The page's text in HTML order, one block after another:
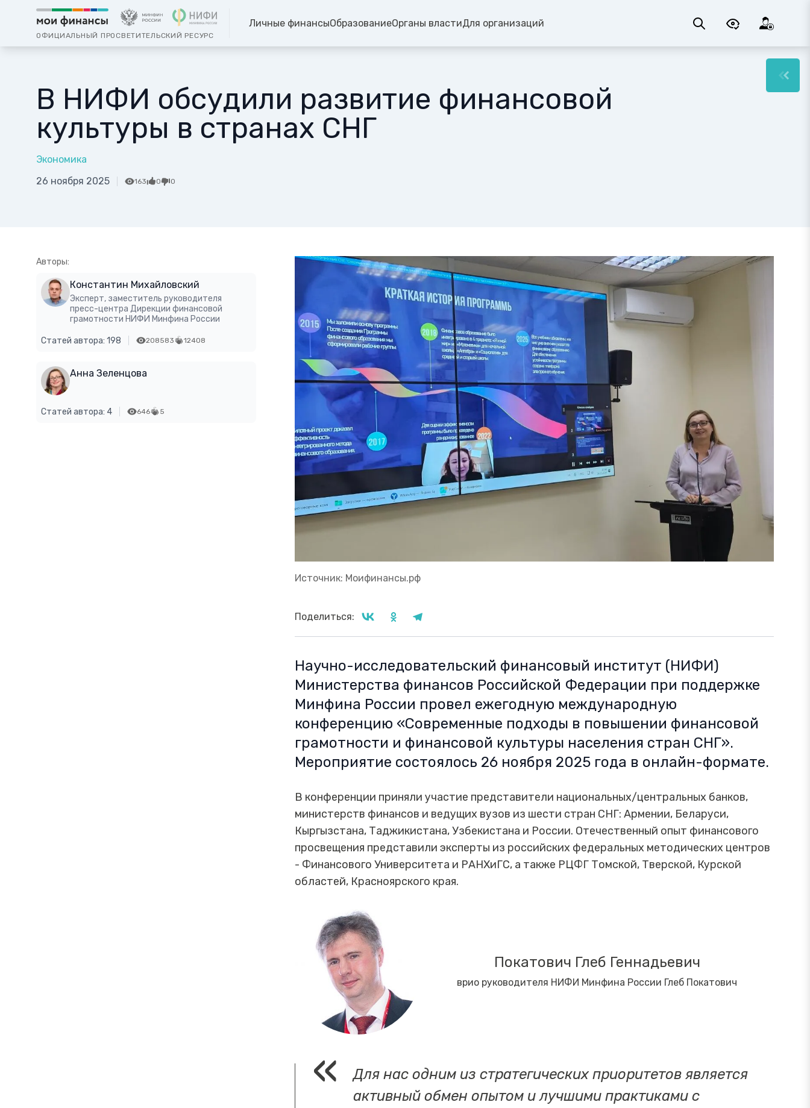
ОФИЦИАЛЬНЫЙ ПРОСВЕТИТЕЛЬСКИЙ РЕСУРС
Личные финансыОбразованиеОрганы властиДля организаций
В НИФИ обсудили развитие финансовой
культуры в странах СНГ
Экономика
26 ноября 2025
163 0 0
Авторы:
Константин Михайловский
Эксперт, заместитель руководителя
пресс-центра Дирекции финансовой
грамотности НИФИ Минфина России
Статей автора: 198 208583 12408
Анна Зеленцова
Статей автора: 4 646 5
Источник: Моифинансы.рф
Поделиться:
Научно-исследовательский финансовый институт (НИФИ)
Министерства финансов Российской Федерации при поддержке
Минфина России провел ежегодную международную
конференцию «Современные подходы в повышении финансовой
грамотности и финансовой культуры населения стран СНГ».
Мероприятие состоялось 26 ноября 2025 года в онлайн-формате.
В конференции приняли участие представители национальных/центральных банков,
министерств финансов и ведущих вузов из шести стран СНГ: Армении, Беларуси,
Кыргызстана, Таджикистана, Узбекистана и России. Отечественный опыт финансового
просвещения представили эксперты из российских федеральных методических центров
- Финансового Университета и РАНХиГС, а также РЦФГ Томской, Тверской, Курской
областей, Красноярского края.
Покатович Глеб Геннадьевич
врио руководителя НИФИ Минфина России Глеб Покатович
Для нас одним из стратегических приоритетов является
активный обмен опытом и лучшими практиками с